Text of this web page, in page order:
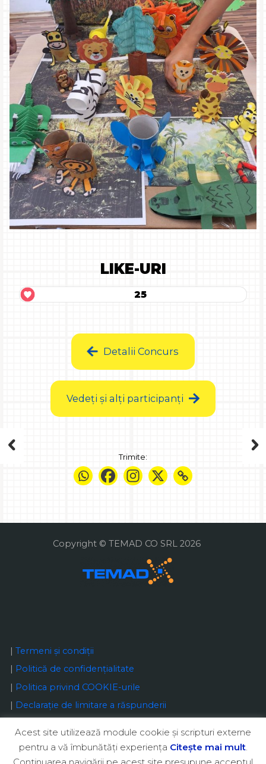
LIKE-URI
25
Detalii Concurs
Vedeți și alți participanți
Trimite:
Copyright © TEMAD CO SRL 2026
| Termeni și condiții
Politică de confidențialitate
| Politica privind COOKIE-urile
| Declaraţie de limitare a răspunderii
Acest site utilizează module cookie şi scripturi externe
pentru a vă îmbunătăţi experienţa Citeşte mai mult.